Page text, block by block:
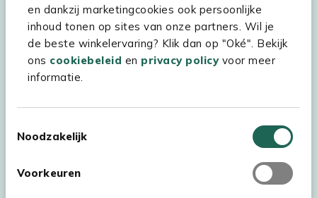
en dankzij marketingcookies ook persoonlijke
inhoud tonen op sites van onze partners. Wil je
de beste winkelervaring? Klik dan op "Oké". Bekijk
ons cookiebeleid en privacy policyvoor meer
informatie.
Noodzakelijk
Voorkeuren
Hulp & service
Assortiment
Kees Smit Tuinmeubelen